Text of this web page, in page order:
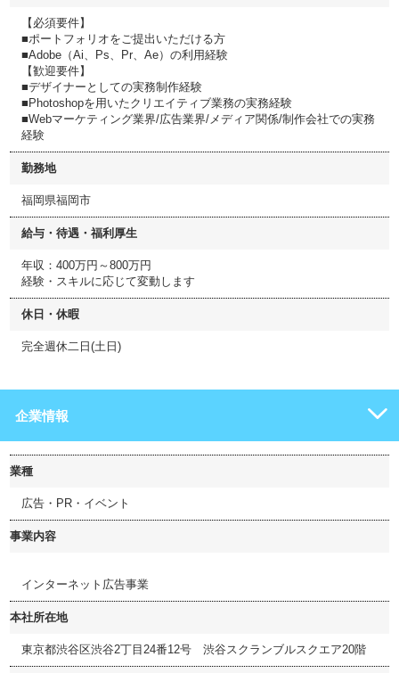
【必須要件】
■ポートフォリオをご提出いただける方
■Adobe（Ai、Ps、Pr、Ae）の利用経験
【歓迎要件】
■デザイナーとしての実務制作経験
■Photoshopを用いたクリエイティブ業務の実務経験
■Webマーケティング業界/広告業界/メディア関係/制作会社での実務
経験
勤務地
福岡県福岡市
給与・待遇・福利厚生
年収：400万円～800万円
経験・スキルに応じて変動します
休日・休暇
完全週休二日(土日)
企業情報
業種
広告・PR・イベント
事業内容
インターネット広告事業
本社所在地
東京都渋谷区渋谷2丁目24番12号 渋谷スクランブルスクエア20階